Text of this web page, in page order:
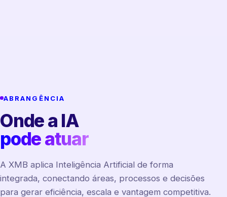
ABRANGÊNCIA
Onde a IA
pode atuar
A XMB aplica Inteligência Artificial de forma
integrada, conectando áreas, processos e decisões
para gerar eficiência, escala e vantagem competitiva.